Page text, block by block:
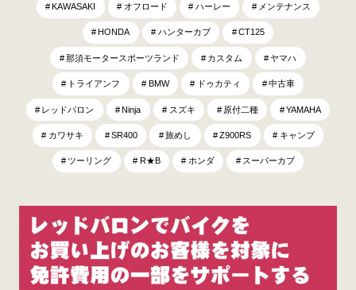
KAWASAKI オフロード ハーレー メンテナンス
HONDA ハンターカブ CT125
那須モータースポーツランド カスタム ヤマハ
トライアンフ BMW ドゥカティ 中古車
レッドバロン Ninja スズキ 原付二種 YAMAHA
カワサキ SR400 旅めし Z900RS キャンプ
ツーリング R★B ホンダ スーパーカブ